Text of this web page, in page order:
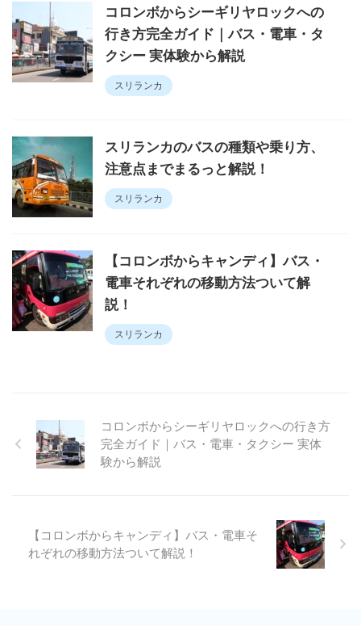
コロンボからシーギリヤロックへの
行き方完全ガイド｜バス・電車・タ
クシー 実体験から解説
スリランカ
スリランカのバスの種類や乗り方、
注意点までまるっと解説！
スリランカ
【コロンボからキャンディ】バス・
電車それぞれの移動方法ついて解
説！
スリランカ
コロンボからシーギリヤロックへの行き方
完全ガイド｜バス・電車・タクシー 実体
験から解説
【コロンボからキャンディ】バス・電車そ
れぞれの移動方法ついて解説！